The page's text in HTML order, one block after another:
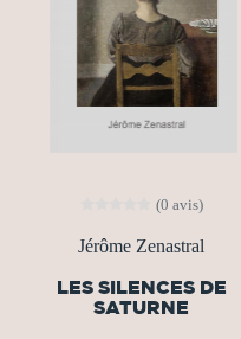
(0 avis)
Jérôme Zenastral
LES SILENCES DE
SATURNE